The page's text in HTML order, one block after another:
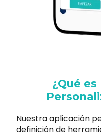
¿Qué
Nuestra aplicación
definición de